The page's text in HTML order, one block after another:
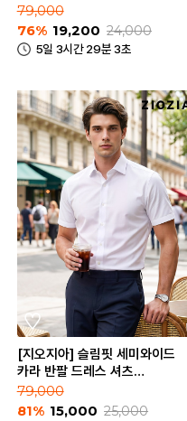
79,000
76% 19,200 24,000
5일 3시간 29분 3초
[지오지아] 슬림핏 세미와이드
카라 반팔 드레스 셔츠
(AEE5WD1201_A)
79,000
81% 15,000 25,000